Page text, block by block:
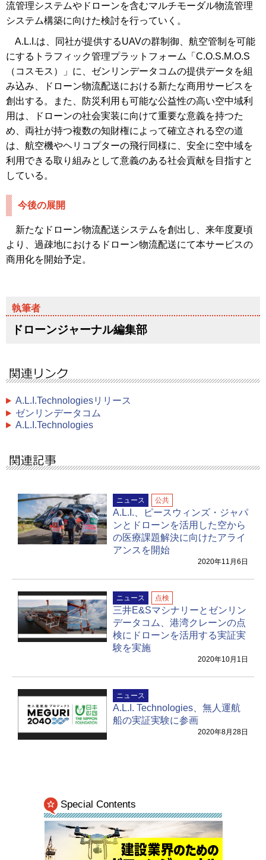
流管理システムやドローンを含むマルチモーダル物流管理
システム構築に向けた検討を行っていく。
A.L.I.は、同社が提供するUAVの群制御、航空管制を可能
にするトラフィック管理プラットフォーム「C.O.S.M.O.S
（コスモス）」に、ゼンリンデータコムの提供データを組
み込み、ドローン物流配送における新たな商用サービスを
創出する。また、防災利用も可能な公益性の高い空中域利
用は、ドローンの社会実装に向けて重要な意義を持つた
め、両社が持つ複数の知財権によって確立される空の道
は、航空機やヘリコプターの飛行同様に、安全に空中域を
利用できる取り組みとして意義のある社会貢献を目指すと
している。
今後の展開
新たなドローン物流配送システムを創出し、来年度夏頃
より、過疎地におけるドローン物流配送にて本サービスの
商用化を開始予定。
ドローンジャーナル編集部
A.L.I.Technologiesリリース
ゼンリンデータコム
A.L.I.Technologies
ニュース 公共
A.L.I.、ピースウィンズ・ジャパ
ンとドローンを活用した空から
の医療課題解決に向けたアライ
アンスを開始
2020年11月6日
ニュース 点検
三井E&Sマシナリーとゼンリン
データコム、港湾クレーンの点
検にドローンを活用する実証実
験を実施
2020年10月1日
ニュース
A.L.I. Technologies、無人運航
船の実証実験に参画
2020年8月28日
Special Contents